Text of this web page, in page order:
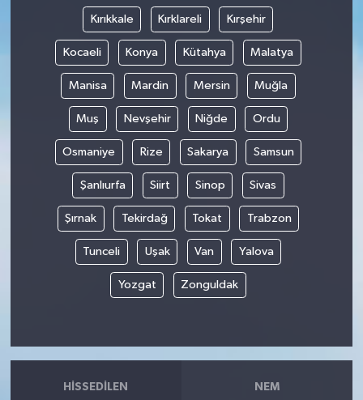
Kırıkkale Kırklareli Kırşehir
Kocaeli Konya Kütahya Malatya
Manisa Mardin Mersin Muğla
Muş Nevşehir Niğde Ordu
Osmaniye Rize Sakarya Samsun
Şanlıurfa Siirt Sinop Sivas
Şırnak Tekirdağ Tokat Trabzon
Tunceli Uşak Van Yalova
Yozgat Zonguldak
HISSEDILEN NEM